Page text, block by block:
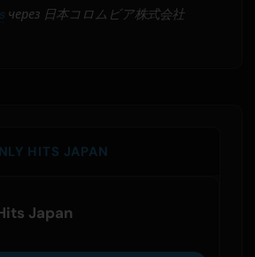
через 日本コロムビア株式会社
HITS JAPAN
Japan